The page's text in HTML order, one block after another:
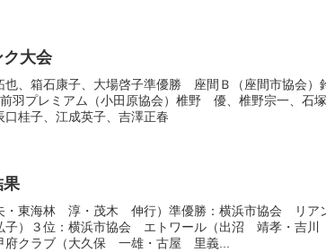
ク大会
、箱石康子、大場啓子準優勝 座間Ｂ（座間市協会）
羽プレミアム（小田原協会）椎野 優、椎野宗一、石塚
桂子、江成英子、吉澤正春
果
東海林 淳・茂木 伸行）準優勝：横浜市協会 リア
）３位：横浜市協会 エトワール（出沼 靖孝・吉川
クラブ（大久保 一雄・古屋 里義...